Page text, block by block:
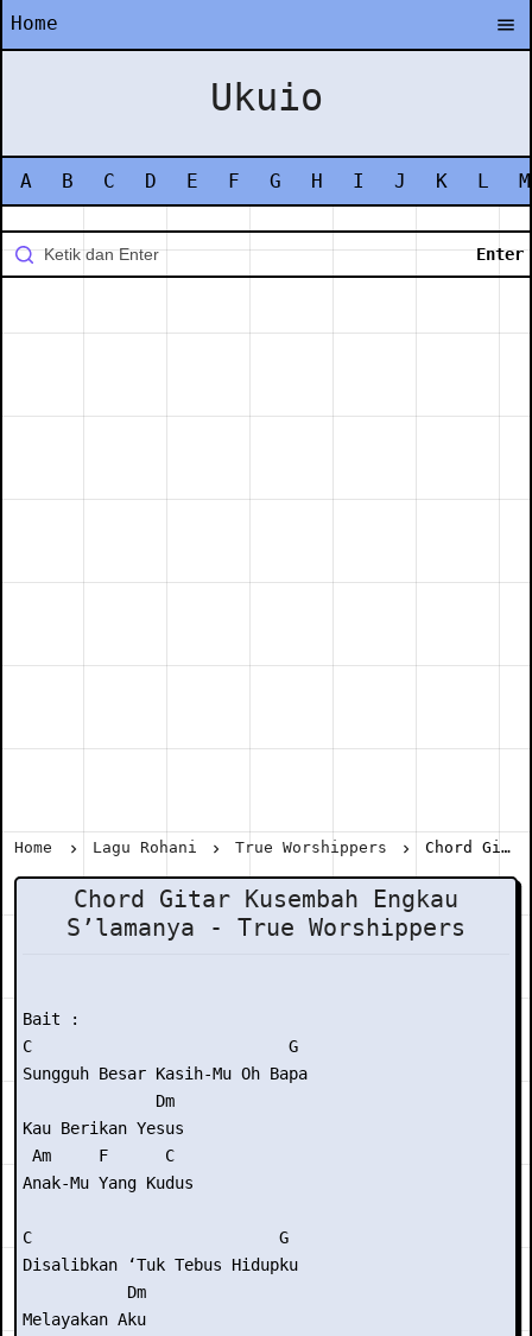
Home
Ukuio
A B C D E F G H I J K L M
Home Lagu Rohani True Worshippers Chord Gitar Kusembah Engkau S’lamanya - True Worshippers
Chord Gitar Kusembah Engkau
S’lamanya - True Worshippers
Bait :
C                           G
Sungguh Besar Kasih-Mu Oh Bapa
              Dm
Kau Berikan Yesus
Am     F      C
Anak-Mu Yang Kudus
C                          G
Disalibkan ‘Tuk Tebus Hidupku
           Dm
Melayakan Aku